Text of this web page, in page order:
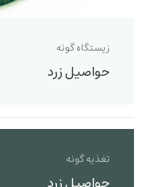
زیستگاه گونه
حواصیل زرد
تغذیه گونه